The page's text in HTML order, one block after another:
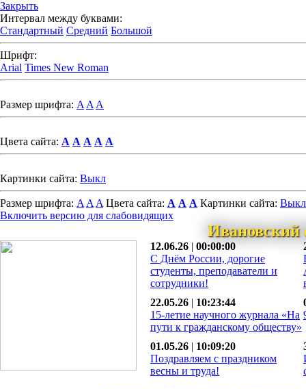
Закрыть
Интервал между буквами:
Стандартный Средний Большой
Шрифт:
Arial Times New Roman
Размер шрифта: A A A
Цвета сайта: A A A A A
Картинки сайта: Выкл
Размер шрифта: A A A Цвета сайта: A A A Картинки сайта: Выкл
Включить версию для слабовидящих
12.06.26 | 00:00:00
С Днём России, дорогие
студенты, преподаватели и
сотрудники!
22.05.26 | 10:23:44
15-летие научного журнала «На
пути к гражданскому обществу»
01.05.26 | 10:09:20
Поздравляем с праздником
весны и труда!